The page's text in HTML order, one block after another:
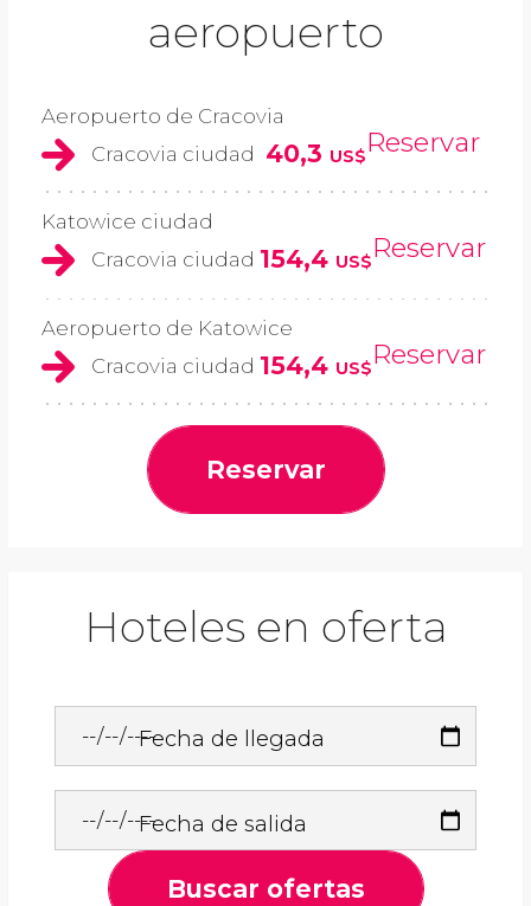
aeropuerto
Aeropuerto de Cracovia
Cracovia ciudad 40,3 US$Reservar
Katowice ciudad
Cracovia ciudad 154,4 US$Reservar
Aeropuerto de Katowice
Cracovia ciudad 154,4 US$Reservar
Reservar
Hoteles en oferta
Fecha de llegada
Fecha de salida
Buscar ofertas